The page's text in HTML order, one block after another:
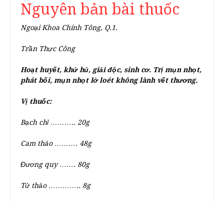
Nguyên bản bài thuốc
Ngoại Khoa Chính Tông, Q.1.
Trần Thực Công
Hoạt huyết, khứ hủ, giải độc, sinh cơ. Trị mụn nhọt,
phát bối, mụn nhọt lở loét không lành vết thương.
Vị thuốc:
Bạch chỉ ……….. 20g
Cam thảo ………. 48g
Đương quy ……. 80g
Tử thảo ………….. 8g